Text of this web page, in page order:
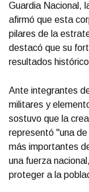
Guardia Nacional,
afirmó que esta
pilares de la
destacó que su
resultados
Ante integrantes
militares y
sostuvo que la
representó "una
más importantes
una fuerza
proteger a la